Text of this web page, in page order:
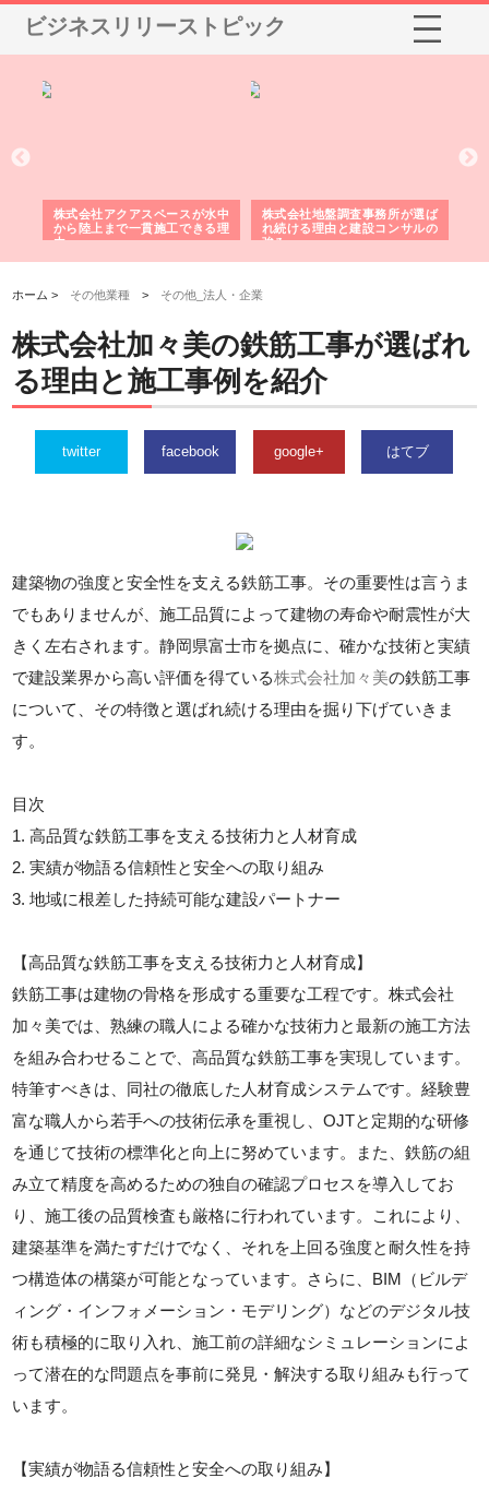
ビジネスリリーストピック
株式会社アクアスペースが水中
から陸上まで一貫施工できる理
由
株式会社地盤調査事務所が選ば
れ続ける理由と建設コンサルの
強み
ホーム > その他業種 > その他_法人・企業
株式会社加々美の鉄筋工事が選ばれ
る理由と施工事例を紹介
twitter facebook google+ はてブ
建築物の強度と安全性を支える鉄筋工事。その重要性は言うま
でもありませんが、施工品質によって建物の寿命や耐震性が大
きく左右されます。静岡県富士市を拠点に、確かな技術と実績
で建設業界から高い評価を得ている株式会社加々美の鉄筋工事
について、その特徴と選ばれ続ける理由を掘り下げていきま
す。
目次
1. 高品質な鉄筋工事を支える技術力と人材育成
2. 実績が物語る信頼性と安全への取り組み
3. 地域に根差した持続可能な建設パートナー
【高品質な鉄筋工事を支える技術力と人材育成】
鉄筋工事は建物の骨格を形成する重要な工程です。株式会社
加々美では、熟練の職人による確かな技術力と最新の施工方法
を組み合わせることで、高品質な鉄筋工事を実現しています。
特筆すべきは、同社の徹底した人材育成システムです。経験豊
富な職人から若手への技術伝承を重視し、OJTと定期的な研修
を通じて技術の標準化と向上に努めています。また、鉄筋の組
み立て精度を高めるための独自の確認プロセスを導入してお
り、施工後の品質検査も厳格に行われています。これにより、
建築基準を満たすだけでなく、それを上回る強度と耐久性を持
つ構造体の構築が可能となっています。さらに、BIM（ビルデ
ィング・インフォメーション・モデリング）などのデジタル技
術も積極的に取り入れ、施工前の詳細なシミュレーションによ
って潜在的な問題点を事前に発見・解決する取り組みも行って
います。
【実績が物語る信頼性と安全への取り組み】